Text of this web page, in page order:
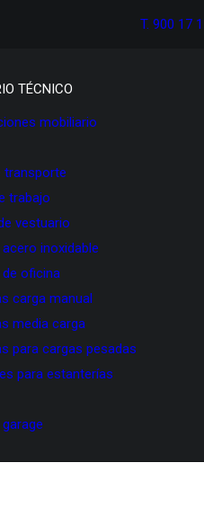
T. 900 17
TÉCNICO
mobiliario
transporte
trabajo
vestuario
inoxidable
oficina
carga manual
media carga
para cargas pesadas
para estanterías